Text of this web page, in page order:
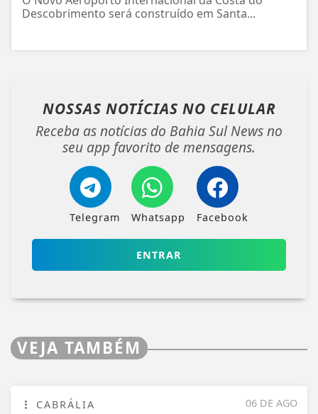
Descobrimento será construído em Santa...
NOSSAS NOTÍCIAS NO CELULAR
Receba as notícias do Bahia Sul News no
seu app favorito de mensagens.
Telegram Whatsapp Facebook
ENTRAR
VEJA TAMBÉM
06 DE AGO
CABRÁLIA